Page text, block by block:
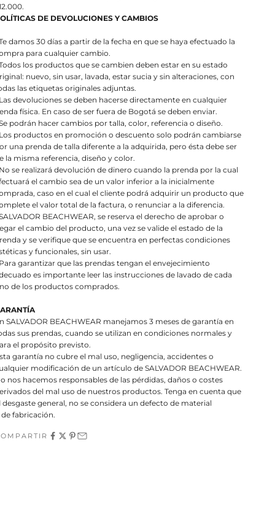
DE DEVOLUCIONES Y CAMBIOS
Te damos 30 días a partir de la fecha en que se haya efectuado la
para cualquier cambio.
Todos los productos que se cambien deben estar en su estado
nuevo, sin usar, lavada, estar sucia y sin alteraciones, con
las etiquetas originales adjuntas.
Las devoluciones se deben hacerse directamente en cualquier
física. En caso de ser fuera de Bogotá se deben enviar.
Se podrán hacer cambios por talla, color, referencia o diseño.
Los productos en promoción o descuento solo podrán cambiarse
una prenda de talla diferente a la adquirida, pero ésta debe ser
la misma referencia, diseño y color.
No se realizará devolución de dinero cuando la prenda por la cual
el cambio sea de un valor inferior a la inicialmente
caso en el cual el cliente podrá adquirir un producto que
el valor total de la factura, o renunciar a la diferencia.
SALVADOR BEACHWEAR, se reserva el derecho de aprobar o
el cambio del producto, una vez se valide el estado de la
y se verifique que se encuentra en perfectas condiciones
y funcionales, sin usar.
Para garantizar que las prendas tengan el envejecimiento
es importante leer las instrucciones de lavado de cada
de los productos comprados.
SALVADOR BEACHWEAR manejamos 3 meses de garantía en
sus prendas, cuando se utilizan en condiciones normales y
el propósito previsto.
garantía no cubre el mal uso, negligencia, accidentes o
modificación de un artículo de SALVADOR BEACHWEAR.
nos hacemos responsables de las pérdidas, daños o costes
del mal uso de nuestros productos. Tenga en cuenta que
desgaste general, no se considera un defecto de material
de fabricación.